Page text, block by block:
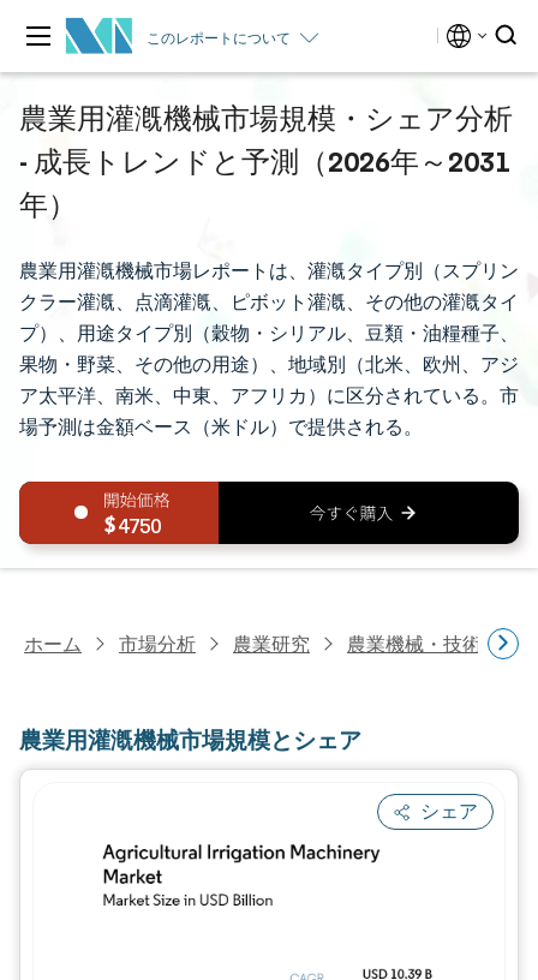
このレポートについて
農業用灌漑機械市場規模・シェア分析
- 成長トレンドと予測（2026年～2031
年）
農業用灌漑機械市場レポートは、灌漑タイプ別（スプリン
クラー灌漑、点滴灌漑、ピボット灌漑、その他の灌漑タイ
プ）、用途タイプ別（穀物・シリアル、豆類・油糧種子、
果物・野菜、その他の用途）、地域別（北米、欧州、アジ
ア太平洋、南米、中東、アフリカ）に区分されている。市
場予測は金額ベース（米ドル）で提供される。
4750
ホーム 市場分析 農業研究 農業機械・技術研究
農業用灌漑機械市場規模とシェア
シェア